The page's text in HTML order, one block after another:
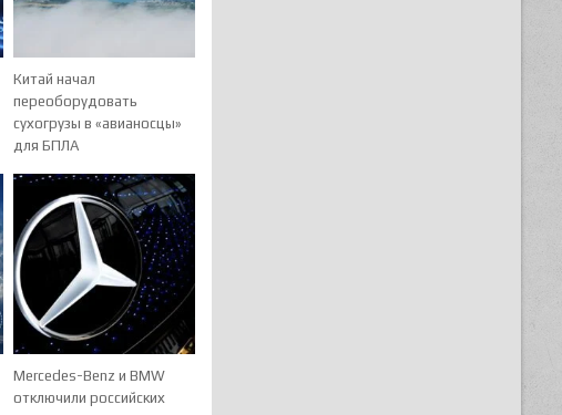
Китай начал
переоборудовать
сухогрузы в «авианосцы»
для БПЛА
Mercedes-Benz и BMW
отключили российских